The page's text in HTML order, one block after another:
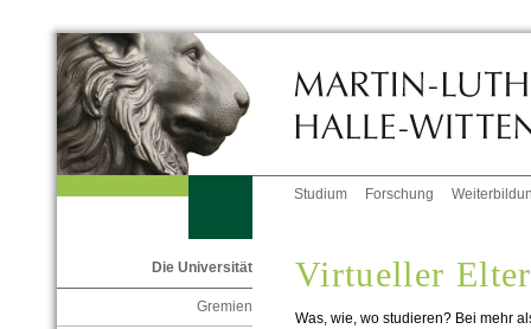
Studium Forschung
Die Universität
Gremien
Virtueller
Was, wie, wo studieren? Bei mehr